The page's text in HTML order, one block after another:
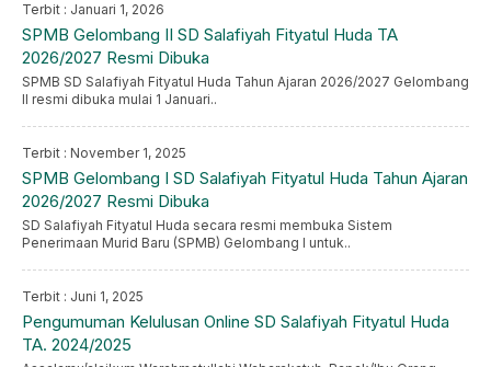
Terbit : Januari 1, 2026
SPMB Gelombang II SD Salafiyah Fityatul Huda TA
2026/2027 Resmi Dibuka
SPMB SD Salafiyah Fityatul Huda Tahun Ajaran 2026/2027 Gelombang
II resmi dibuka mulai 1 Januari..
Terbit : November 1, 2025
SPMB Gelombang I SD Salafiyah Fityatul Huda Tahun Ajaran
2026/2027 Resmi Dibuka
SD Salafiyah Fityatul Huda secara resmi membuka Sistem
Penerimaan Murid Baru (SPMB) Gelombang I untuk..
Terbit : Juni 1, 2025
Pengumuman Kelulusan Online SD Salafiyah Fityatul Huda
TA. 2024/2025